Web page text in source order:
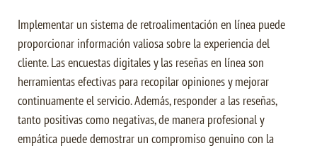
Implementar un sistema de retroalimentación en línea puede
proporcionar información valiosa sobre la experiencia del
cliente. Las encuestas digitales y las reseñas en línea son
herramientas efectivas para recopilar opiniones y mejorar
continuamente el servicio. Además, responder a las reseñas,
tanto positivas como negativas, de manera profesional y
empática puede demostrar un compromiso genuino con la